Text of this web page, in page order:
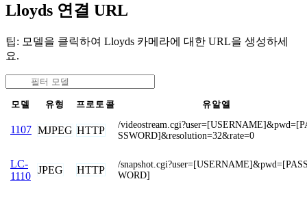
Lloyds 연결 URL
팁: 모델을 클릭하여 Lloyds 카메라에 대한 URL을 생성하세
요.
모델 유형 프로토콜 유알엘
1107 MJPEG HTTP
/
SSWORD]&resolution=32&rate=0
LC-
1110
JPEG HTTP
/
WORD]